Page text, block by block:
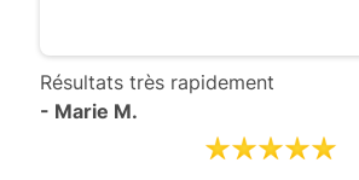
Résultats très rapidement
- Marie M.